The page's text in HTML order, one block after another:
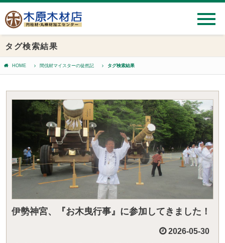
タグ検索結果
HOME 間伐材マイスターの徒然記 タグ検索結果
伊勢神宮、『お木曳行事』に参加してきました！
2026-05-30